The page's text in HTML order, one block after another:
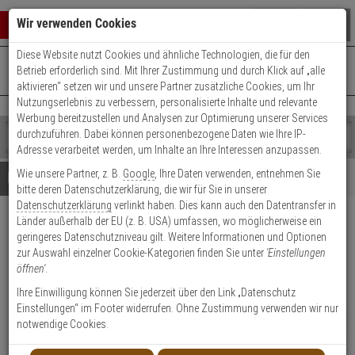
0 ARTIKEL IM WARENKORB
Ihr Warenkorb ist momentan leer.
Ergebnisse ()
Fertig
Shop
durchsuchen
Bitte
geben
Sie
mindestens
Zeichen
ein,
um
Suche
Es
wurde
noch
Kategorien
Suche
gestartet
+49 (0)821 899 493-0Mo. - Do.: 8:00 - 16:30 | Fr.: 8:00 - 14:00 Uhr
Kontaktservice nutzen
Details Beratung
1 Meter Kabel Adapter,
Schuko zu CEE Stecker
Produktmerkmale
NEU
Datenblatt drucken
Wir verwenden Cookies
Diese Website nutzt Cookies und ähnliche Technologien, die für den
Betrieb erforderlich sind. Mit Ihrer Zustimmung und durch Klick auf „alle
aktivieren“ setzen wir und unsere Partner zusätzliche Cookies, um Ihr
Nutzungserlebnis zu verbessern, personalisierte Inhalte und relevante
Werbung bereitzustellen und Analysen zur Optimierung unserer Services
durchzuführen. Dabei können personenbezogene Daten wie Ihre IP-
Adresse verarbeitet werden, um Inhalte an Ihre Interessen anzupassen.
Wie unsere Partner, z. B. Google , Ihre Daten verwenden, entnehmen Sie
bitte deren Datenschutzerklärung, die wir für Sie in unserer
Datenschutzerklärung verlinkt haben. Dies kann auch den Datentransfer in
Länder außerhalb der EU (z. B. USA) umfassen, wo möglicherweise ein
geringeres Datenschutzniveau gilt. Weitere Informationen und Optionen
zur Auswahl einzelner Cookie-Kategorien finden Sie unter 'Einstellungen
öffnen'.
Ihre Einwilligung können Sie jederzeit über den Link „Datenschutz
Einstellungen“ im Footer widerrufen. Ohne Zustimmung verwenden wir nur
notwendige Cookies.